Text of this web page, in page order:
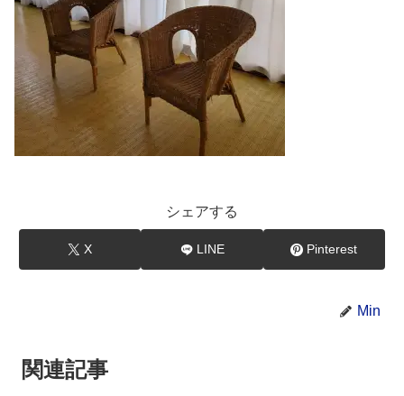
シェアする
X LINE Pinterest
Min
関連記事